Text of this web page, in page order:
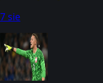
7 sie